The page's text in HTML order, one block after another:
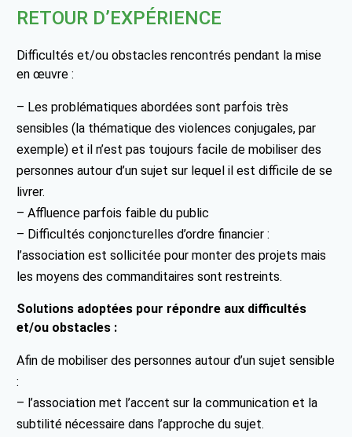
RETOUR D’EXPÉRIENCE
Difficultés et/ou obstacles rencontrés pendant la mise
en œuvre :
– Les problématiques abordées sont parfois très
sensibles (la thématique des violences conjugales, par
exemple) et il n’est pas toujours facile de mobiliser des
personnes autour d’un sujet sur lequel il est difficile de se
livrer.
– Affluence parfois faible du public
– Difficultés conjoncturelles d’ordre financier :
l’association est sollicitée pour monter des projets mais
les moyens des commanditaires sont restreints.
Solutions adoptées pour répondre aux difficultés
et/ou obstacles :
Afin de mobiliser des personnes autour d’un sujet sensible
:
– l’association met l’accent sur la communication et la
subtilité nécessaire dans l’approche du sujet.